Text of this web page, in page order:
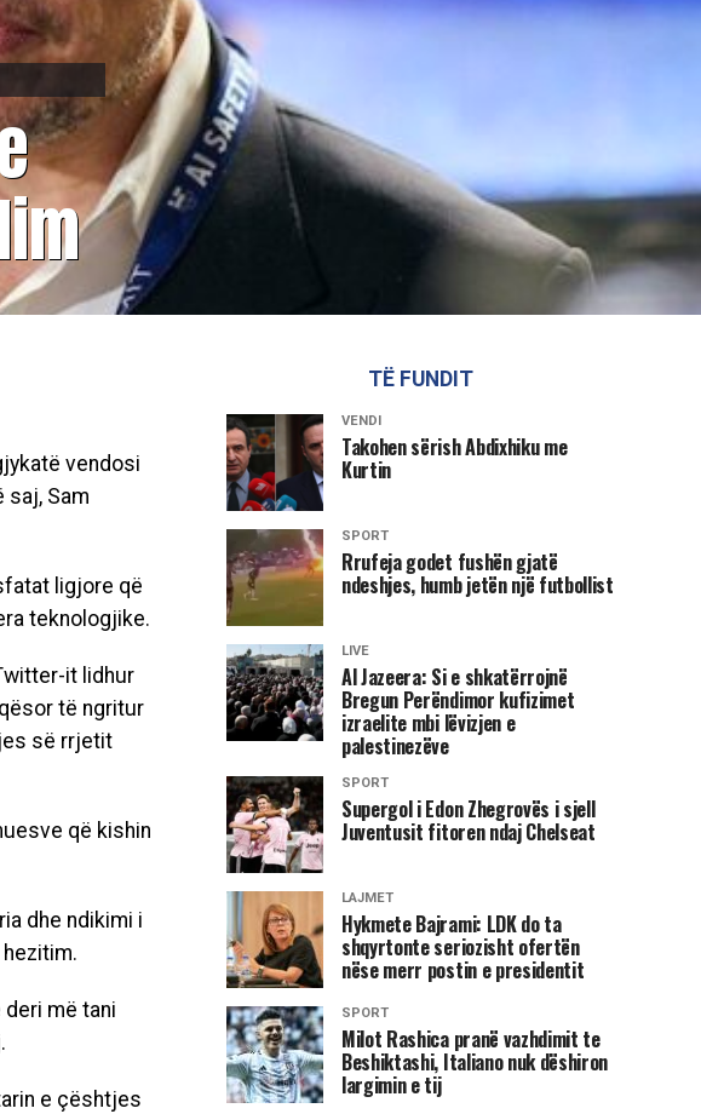
vendosi
saj, Sam
ligjore që
teknologjike.
it lidhur
të ngritur
së rrjetit
që kishin
dhe ndikimi i
deri më tani
e çështjes
TË FUNDIT
VENDI
Takohen sërish Abdixhiku me
Kurtin
SPORT
Rrufeja godet fushën gjatë
ndeshjes, humb jetën një futbollist
LIVE
Al Jazeera: Si e shkatërrojnë
Bregun Perëndimor kufizimet
izraelite mbi lëvizjen e
palestinezëve
SPORT
Supergol i Edon Zhegrovës i sjell
Juventusit fitoren ndaj Chelseat
LAJMET
Hykmete Bajrami: LDK do ta
shqyrtonte seriozisht ofertën
nëse merr postin e presidentit
SPORT
Milot Rashica pranë vazhdimit te
Beshiktashi, Italiano nuk dëshiron
largimin e tij